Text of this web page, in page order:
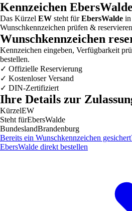
Kennzeichen EbersWalde
Das Kürzel EW steht fürEbersWalde in
Wunschkennzeichen prüfen &
Wunschkennzeichen
Kennzeichen eingeben, Verfügbarkeit
bestellen.
✓ Offizielle Reservierung
✓ Kostenloser Versand
✓ DIN-Zertifiziert
Ihre Details zur
KürzelEW
Steht fürEbersWalde
BundeslandBrandenburg
Bereits ein Wunschkennzeichen
EbersWalde direkt bestellen